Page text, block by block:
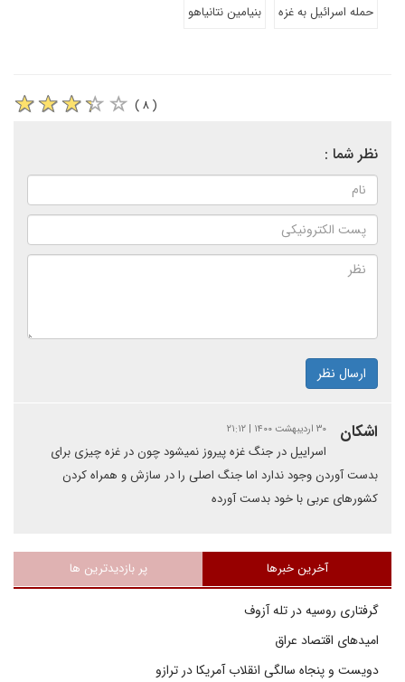
حمله اسرائیل به غزه
بنیامین نتانیاهو
( ۸ )
نظر شما :
ارسال نظر
اشکان ۳۰ اردیبهشت ۱۴۰۰ | ۲۱:۱۲
اسراییل در جنگ غزه پیروز نمیشود چون در غزه چیزی برای
بدست آوردن وجود ندارد اما جنگ اصلی را در سازش و همراه کردن
کشورهای عربی با خود بدست آورده
آخرین خبرها پر بازدیدترین ها
گرفتاری روسیه در تله آزوف
امیدهای اقتصاد عراق
دویست و پنجاه سالگی انقلاب آمریکا در ترازو